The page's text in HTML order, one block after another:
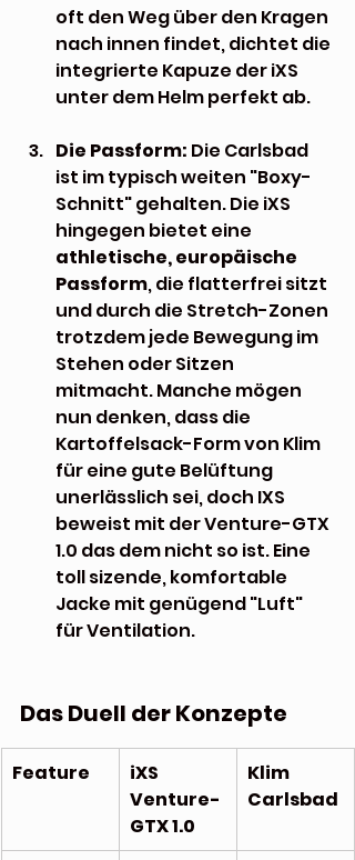
oft den Weg über den Kragen
nach innen findet, dichtet die
integrierte Kapuze der iXS
unter dem Helm perfekt ab.
Die Passform: Die Carlsbad
ist im typisch weiten "Boxy-
Schnitt" gehalten. Die iXS
hingegen bietet eine
athletische, europäische
Passform, die flatterfrei sitzt
und durch die Stretch-Zonen
trotzdem jede Bewegung im
Stehen oder Sitzen
mitmacht. Manche mögen
nun denken, dass die
Kartoffelsack-Form von Klim
für eine gute Belüftung
unerlässlich sei, doch IXS
beweist mit der Venture-GTX
1.0 das dem nicht so ist. Eine
toll sizende, komfortable
Jacke mit genügend "Luft"
für Ventilation.
Das Duell der Konzepte
Feature
iXS
Venture-
GTX 1.0
Klim
Carlsbad